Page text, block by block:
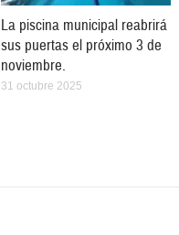
La piscina municipal reabrirá
sus puertas el próximo 3 de
noviembre.
31 octubre 2025